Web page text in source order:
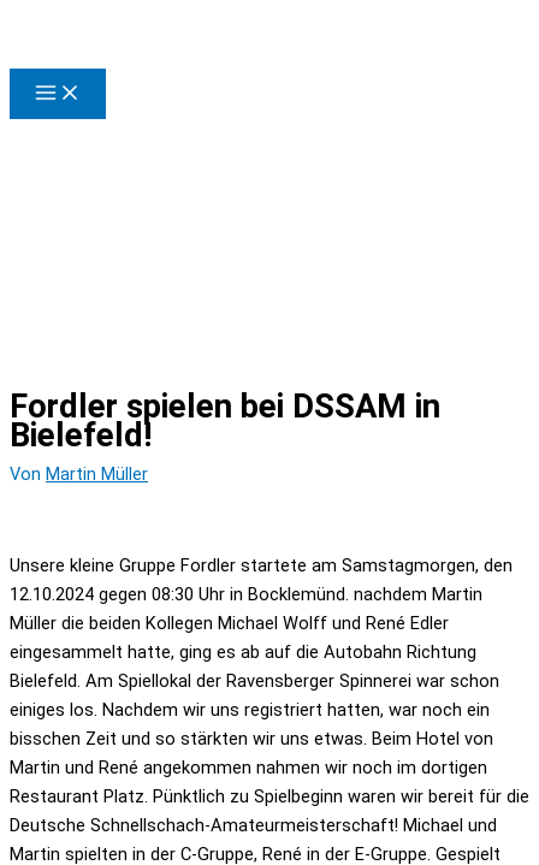
springen
Fordler spielen bei DSSAM in
Bielefeld!
Von Martin Müller
Unsere kleine Gruppe Fordler startete am Samstagmorgen, den
12.10.2024 gegen 08:30 Uhr in Bocklemünd. nachdem Martin
Müller die beiden Kollegen Michael Wolff und René Edler
eingesammelt hatte, ging es ab auf die Autobahn Richtung
Bielefeld. Am Spiellokal der Ravensberger Spinnerei war schon
einiges los. Nachdem wir uns registriert hatten, war noch ein
bisschen Zeit und so stärkten wir uns etwas. Beim Hotel von
Martin und René angekommen nahmen wir noch im dortigen
Restaurant Platz. Pünktlich zu Spielbeginn waren wir bereit für die
Deutsche Schnellschach-Amateurmeisterschaft! Michael und
Martin spielten in der C-Gruppe, René in der E-Gruppe. Gespielt